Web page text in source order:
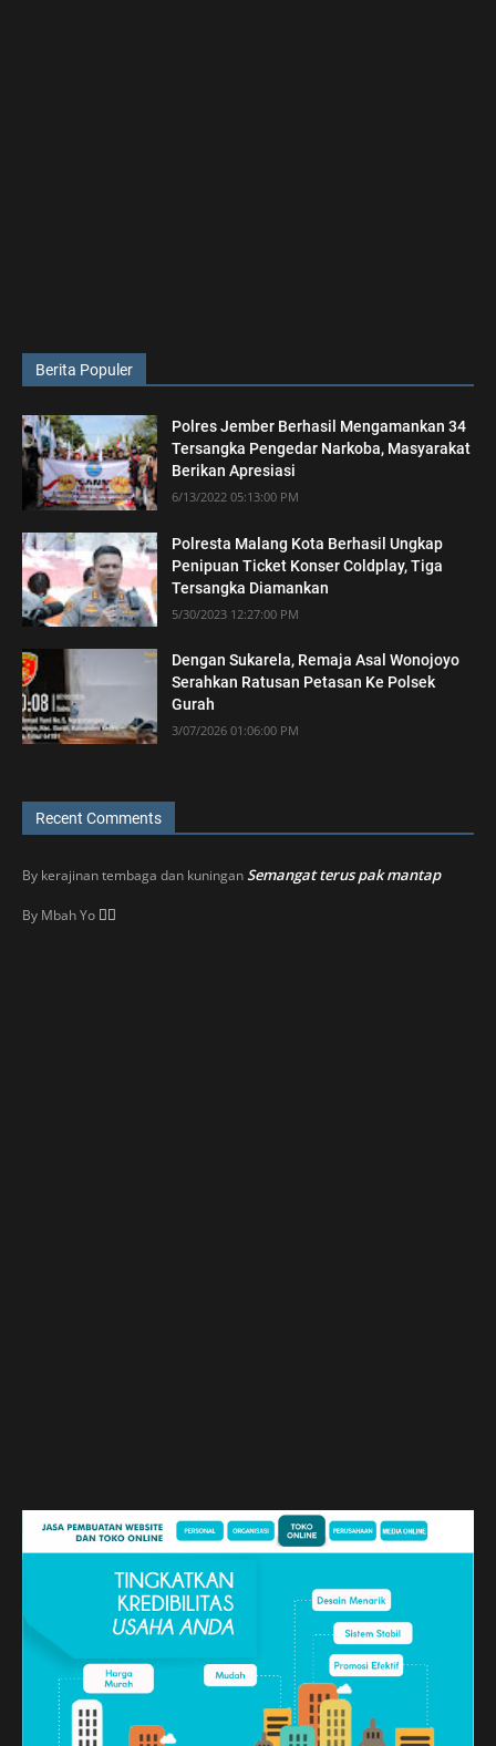
Berita Populer
Polres Jember Berhasil Mengamankan 34
Tersangka Pengedar Narkoba, Masyarakat
Berikan Apresiasi
6/13/2022 05:13:00 PM
Polresta Malang Kota Berhasil Ungkap
Penipuan Ticket Konser Coldplay, Tiga
Tersangka Diamankan
5/30/2023 12:27:00 PM
Dengan Sukarela, Remaja Asal Wonojoyo
Serahkan Ratusan Petasan Ke Polsek
Gurah
3/07/2026 01:06:00 PM
Recent Comments
By kerajinan tembaga dan kuninganSemangat terus pak mantap
By Mbah Yo 👍🏼